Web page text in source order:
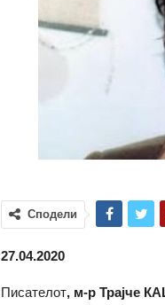
Сподели
27.04.2020
Писателот, м-р Трајче